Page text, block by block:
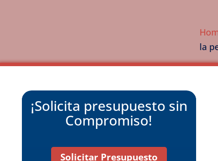
la
¡Solicita presupuesto sin
Compromiso!
Solicitar Presupuesto